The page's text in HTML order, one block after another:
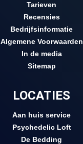
Tarieven
Recensies
Bedrijfsinformatie
Algemene Voorwaarden
In de media
Sitemap
LOCATIES
Aan huis service
Psychedelic Loft
De Bedding